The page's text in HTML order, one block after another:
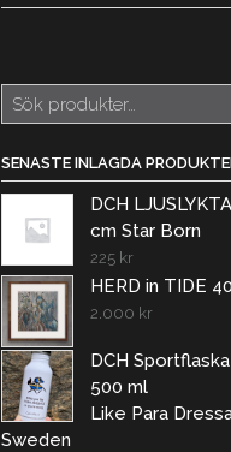
Sök
efter:
SENASTE INLAGDA
DCH
cm Star Born
225 kr
HERD in TIDE
2.000 kr
DCH Sportflaska
500 ml
Like Para
Sweden